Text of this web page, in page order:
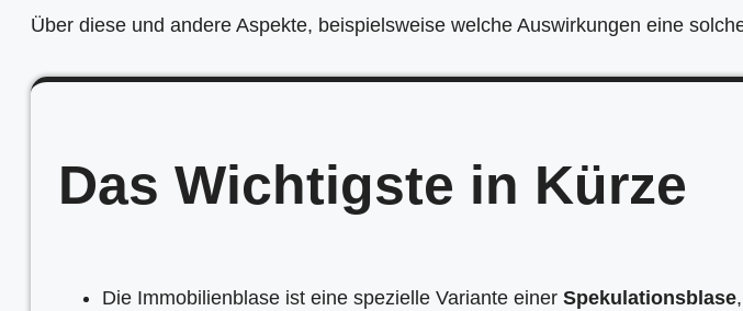
Über diese und andere Aspekte, beispielsweise welche Auswirkungen eine
Das Wichtigste in Kürze
Die Immobilienblase ist eine spezielle Variante einer Spekulationsblase